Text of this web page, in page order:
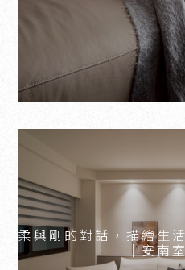
柔與剛的對話，描繪生
｜安南